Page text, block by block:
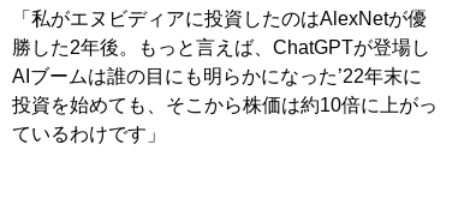
「私がエヌビディアに投資したのはAlexNetが優
勝した2年後。もっと言えば、ChatGPTが登場し
AIブームは誰の目にも明らかになった’22年末に
投資を始めても、そこから株価は約10倍に上がっ
ているわけです」